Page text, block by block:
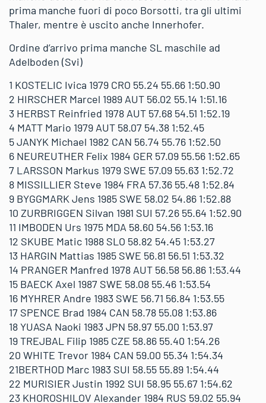
prima manche fuori di poco Borsotti, tra gli ultimi
Thaler, mentre è uscito anche Innerhofer.
Ordine d’arrivo prima manche SL maschile ad
Adelboden (Svi)
1 KOSTELIC Ivica 1979 CRO 55.24 55.66 1:50.90
2 HIRSCHER Marcel 1989 AUT 56.02 55.14 1:51.16
3 HERBST Reinfried 1978 AUT 57.68 54.51 1:52.19
4 MATT Mario 1979 AUT 58.07 54.38 1:52.45
5 JANYK Michael 1982 CAN 56.74 55.76 1:52.50
6 NEUREUTHER Felix 1984 GER 57.09 55.56 1:52.65
7 LARSSON Markus 1979 SWE 57.09 55.63 1:52.72
8 MISSILLIER Steve 1984 FRA 57.36 55.48 1:52.84
9 BYGGMARK Jens 1985 SWE 58.02 54.86 1:52.88
10 ZURBRIGGEN Silvan 1981 SUI 57.26 55.64 1:52.90
11 IMBODEN Urs 1975 MDA 58.60 54.56 1:53.16
12 SKUBE Matic 1988 SLO 58.82 54.45 1:53.27
13 HARGIN Mattias 1985 SWE 56.81 56.51 1:53.32
14 PRANGER Manfred 1978 AUT 56.58 56.86 1:53.44
15 BAECK Axel 1987 SWE 58.08 55.46 1:53.54
16 MYHRER Andre 1983 SWE 56.71 56.84 1:53.55
17 SPENCE Brad 1984 CAN 58.78 55.08 1:53.86
18 YUASA Naoki 1983 JPN 58.97 55.00 1:53.97
19 TREJBAL Filip 1985 CZE 58.86 55.40 1:54.26
20 WHITE Trevor 1984 CAN 59.00 55.34 1:54.34
21BERTHOD Marc 1983 SUI 58.55 55.89 1:54.44
22 MURISIER Justin 1992 SUI 58.95 55.67 1:54.62
23 KHOROSHILOV Alexander 1984 RUS 59.02 55.94